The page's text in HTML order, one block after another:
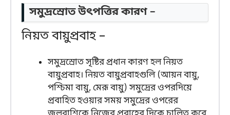
সমুদ্রস্রোত উৎপত্তির কারণ –
নিয়ত বায়ুপ্রবাহ –
সমুদ্রস্রোত সৃষ্টির প্রধান কারণ হল নিয়ত
বায়ুপ্রবাহ। নিয়ত বায়ুপ্রবাহগুলি (আয়ন বায়ু,
পশ্চিমা বায়ু, মেরূ বায়ু) সমুদ্রের ওপরদিয়ে
প্রবাহিত হওয়ার সময় সমুদ্রের ওপরের